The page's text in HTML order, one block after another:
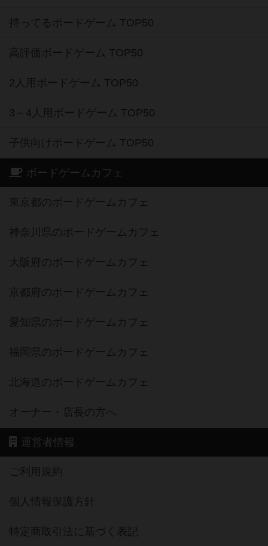
持ってるボードゲーム TOP50
高評価ボードゲーム TOP50
2人用ボードゲーム TOP50
3～4人用ボードゲーム TOP50
子供向けボードゲーム TOP50
ボードゲームカフェ
東京都のボードゲームカフェ
神奈川県のボードゲームカフェ
大阪府のボードゲームカフェ
京都府のボードゲームカフェ
愛知県のボードゲームカフェ
福岡県のボードゲームカフェ
北海道のボードゲームカフェ
オーナー・店長の方へ
運営者情報
ご利用規約
個人情報保護方針
特定商取引法に基づく表記